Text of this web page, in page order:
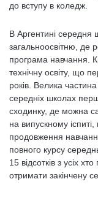
до вступу в коледж.
В Аргентині середня
загальноосвітню, де
програма навчання.
технічну освіту, що
років. Велика
середніх школах
сходинку, де можна
на випускному
продовження
повного курсу
15 відсотків з усіх
отримати закінчену